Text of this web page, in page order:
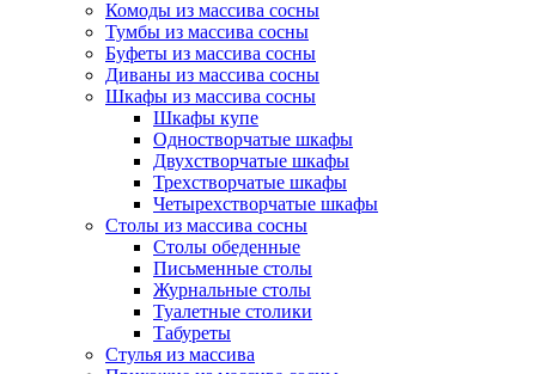
Комоды из массива сосны
Тумбы из массива сосны
Буфеты из массива сосны
Диваны из массива сосны
Шкафы из массива сосны
Шкафы купе
Одностворчатые шкафы
Двухстворчатые шкафы
Трехстворчатые шкафы
Четырехстворчатые шкафы
Столы из массива сосны
Столы обеденные
Письменные столы
Журнальные столы
Туалетные столики
Табуреты
Стулья из массива